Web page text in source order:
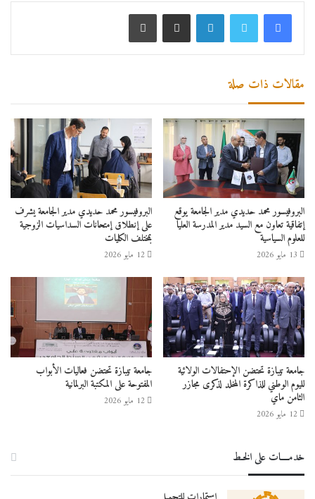
المركز الجامعي تيبازة
المركز الجامعي مرسلي عبد الله تيبازة
تيبازة
لينكدإن مشاركة عبر البريد طباعة
مقالات ذات صلة
البروفيسور محمد حديدي مدير الجامعة يوقع
إتفاقية تعاون مع السيد مدير المدرسة العليا
للعلوم السياسية
13 مايو 2026
البروفيسور محمد حديدي مدير الجامعة يشرف
على إنطلاق إمتحانات السداسيات الزوجية
بمختلف الكليات
12 مايو 2026
جامعة تيبازة تحتضن الإحتفالات الولائية
لليوم الوطني للذاكرة المخلد لذكرى مجازر
الثامن ماي
12 مايو 2026
جامعة تيبازة تحتضن فعاليات الأبواب
المفتوحة على المكتبة البرلمانية
12 مايو 2026
خدمــــات على الخـط